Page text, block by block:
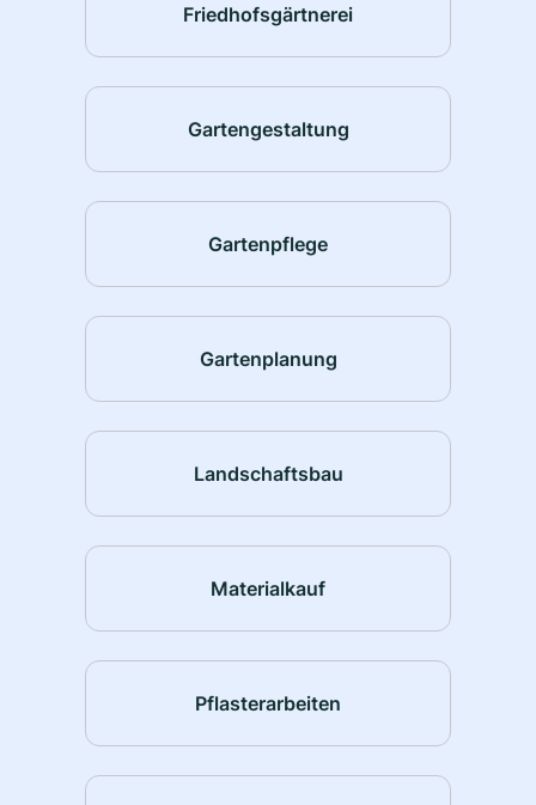
Friedhofsgärtnerei
Gartengestaltung
Gartenpflege
Gartenplanung
Landschaftsbau
Materialkauf
Pflasterarbeiten